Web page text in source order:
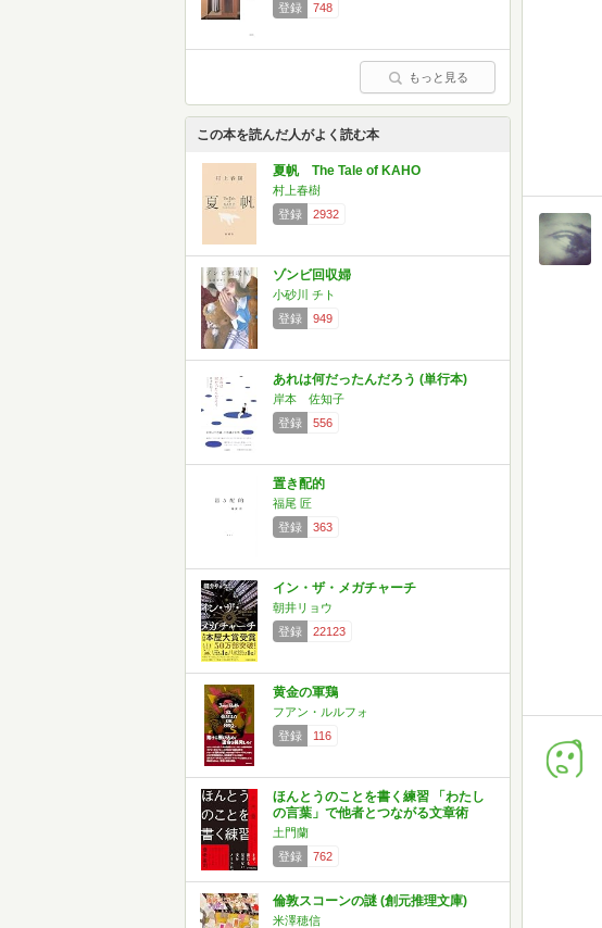
登録
748
もっと見る
この本を読んだ人がよく読む本
夏帆 The Tale of KAHO
村上春樹
登録
2932
ゾンビ回収婦
小砂川 チト
登録
949
あれは何だったんだろう (単行本)
岸本 佐知子
登録
556
置き配的
福尾 匠
登録
363
イン・ザ・メガチャーチ
朝井リョウ
登録
22123
黄金の軍鶏
フアン・ルルフォ
登録
116
ほんとうのことを書く練習 「わたし
の言葉」で他者とつながる文章術
土門蘭
登録
762
倫敦スコーンの謎 (創元推理文庫)
米澤穂信